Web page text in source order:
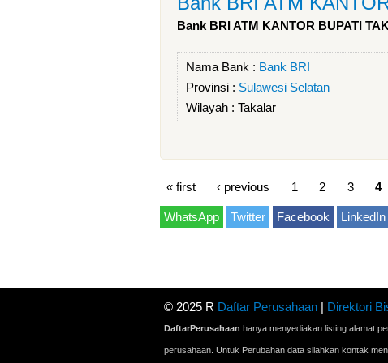
Bank BRI ATM KANTOR BUPATI
Nama Bank : Bank BRI
Provinsi : Sulawesi Selatan
Wilayah : Takalar
« first ‹ previous 1 2 3 4
WhatsApp Twitter Facebook LinkedIn
© 2025 R Daftar Perusahaan | Direktori
DaftarPerusahaan hanya menyediakan listing alamat
perusahaan. Untuk Perubahan data silahkan kontak